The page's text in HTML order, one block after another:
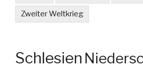
Zweiter Weltkrieg
Schlesien